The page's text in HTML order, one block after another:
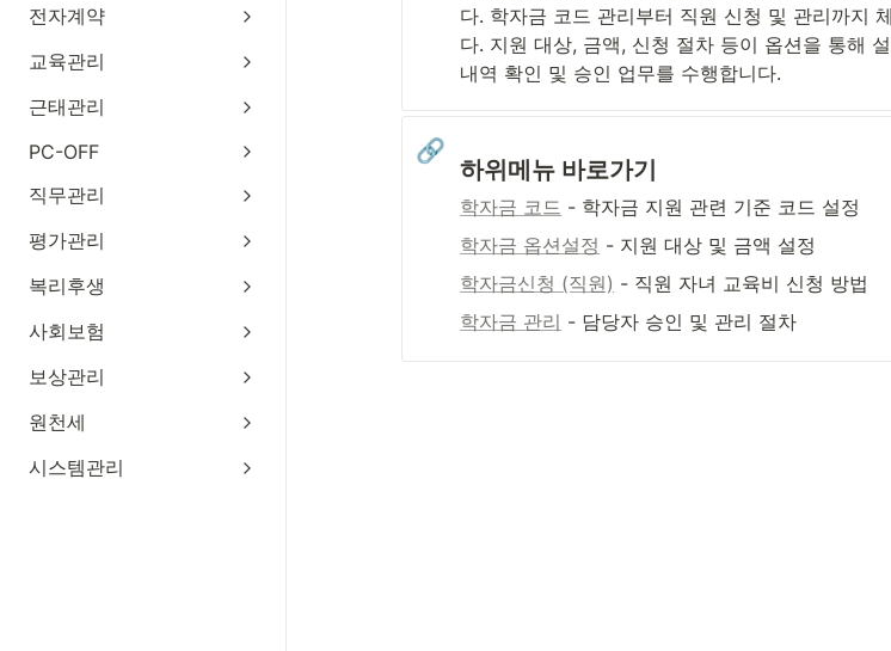
전자계약
교육관리
근태관리
PC-OFF
직무관리
평가관리
복리후생
사회보험
보상관리
원천세
시스템관리
다. 학자금 코드 관리부터 직원 신청 및 관리까지
다. 지원 대상, 금액, 신청 절차 등이 옵션을 통해
내역 확인 및 승인 업무를 수행합니다.
🔗
하위메뉴 바로가기
학자금 코드 - 학자금 지원 관련 기준 코드 설정
학자금 옵션설정 - 지원 대상 및 금액 설정
학자금신청 (직원) - 직원 자녀 교육비 신청 방법
학자금 관리 - 담당자 승인 및 관리 절차